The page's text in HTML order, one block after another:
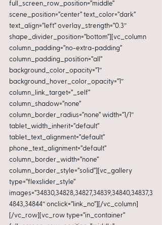
full_screen_row_position=”middle”
scene_position=”center” text_color=”dark”
text_align=”left” overlay_strength=”0.3″
shape_divider_position=”bottom”][vc_column
column_padding=”no-extra-padding”
column_padding_position=”all”
background_color_opacity=”1″
background_hover_color_opacity=”1″
column_link_target=”_self”
column_shadow=”none”
column_border_radius=”none” width=”1/1″
tablet_width_inherit=”default”
tablet_text_alignment=”default”
phone_text_alignment=”default”
column_border_width=”none”
column_border_style=”solid”][vc_gallery
type=”flexslider_style”
images=”34830,34828,34827,34839,34840,34837,3
4843,34844″ onclick=”link_no”][/vc_column]
[/vc_row][vc_row type=”in_container”